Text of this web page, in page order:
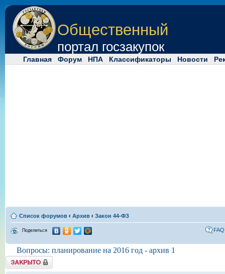
Общественный
портал госзакупок
Главная Форум НПА Классификаторы Новости
Список форумов ‹ Архив ‹ Закон 44-ФЗ
Поделиться FAQ
Вопросы: планирование на 2016 год - архив 1
Tема закрыта